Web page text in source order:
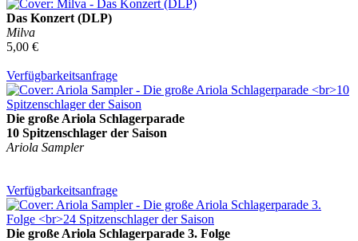
Das Konzert (DLP)
Milva
5,00 €
Verfügbarkeitsanfrage
Die große Ariola Schlagerparade
10 Spitzenschlager der Saison
Ariola Sampler
Verfügbarkeitsanfrage
Die große Ariola Schlagerparade 3. Folge